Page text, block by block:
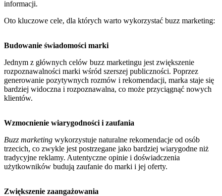
informacji.
Oto kluczowe cele, dla których warto wykorzystać buzz marketing:
Budowanie świadomości marki
Jednym z głównych celów buzz marketingu jest zwiększenie
rozpoznawalności marki wśród szerszej publiczności. Poprzez
generowanie pozytywnych rozmów i rekomendacji, marka staje się
bardziej widoczna i rozpoznawalna, co może przyciągnąć nowych
klientów.
Wzmocnienie wiarygodności i zaufania
Buzz marketing wykorzystuje naturalne rekomendacje od osób
trzecich, co zwykle jest postrzegane jako bardziej wiarygodne niż
tradycyjne reklamy. Autentyczne opinie i doświadczenia
użytkowników budują zaufanie do marki i jej oferty.
Zwiększenie zaangażowania